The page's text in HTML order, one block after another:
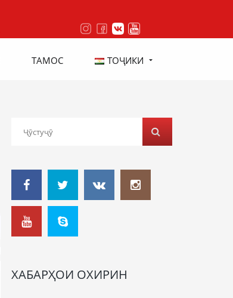
ТАМОС ТОҶИКИ
ХАБАРҲОИ ОХИРИН